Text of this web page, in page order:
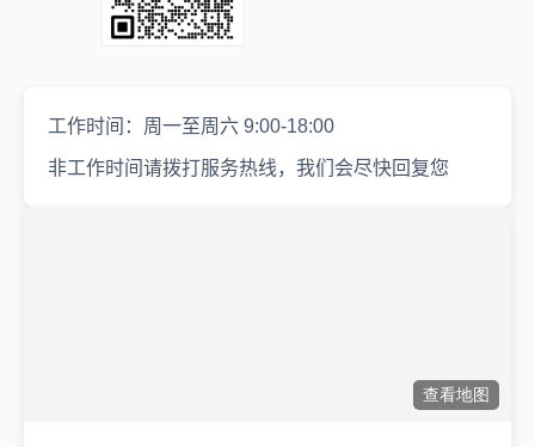
工作时间：周一至周六 9:00-18:00
非工作时间请拨打服务热线，我们会尽快回复您